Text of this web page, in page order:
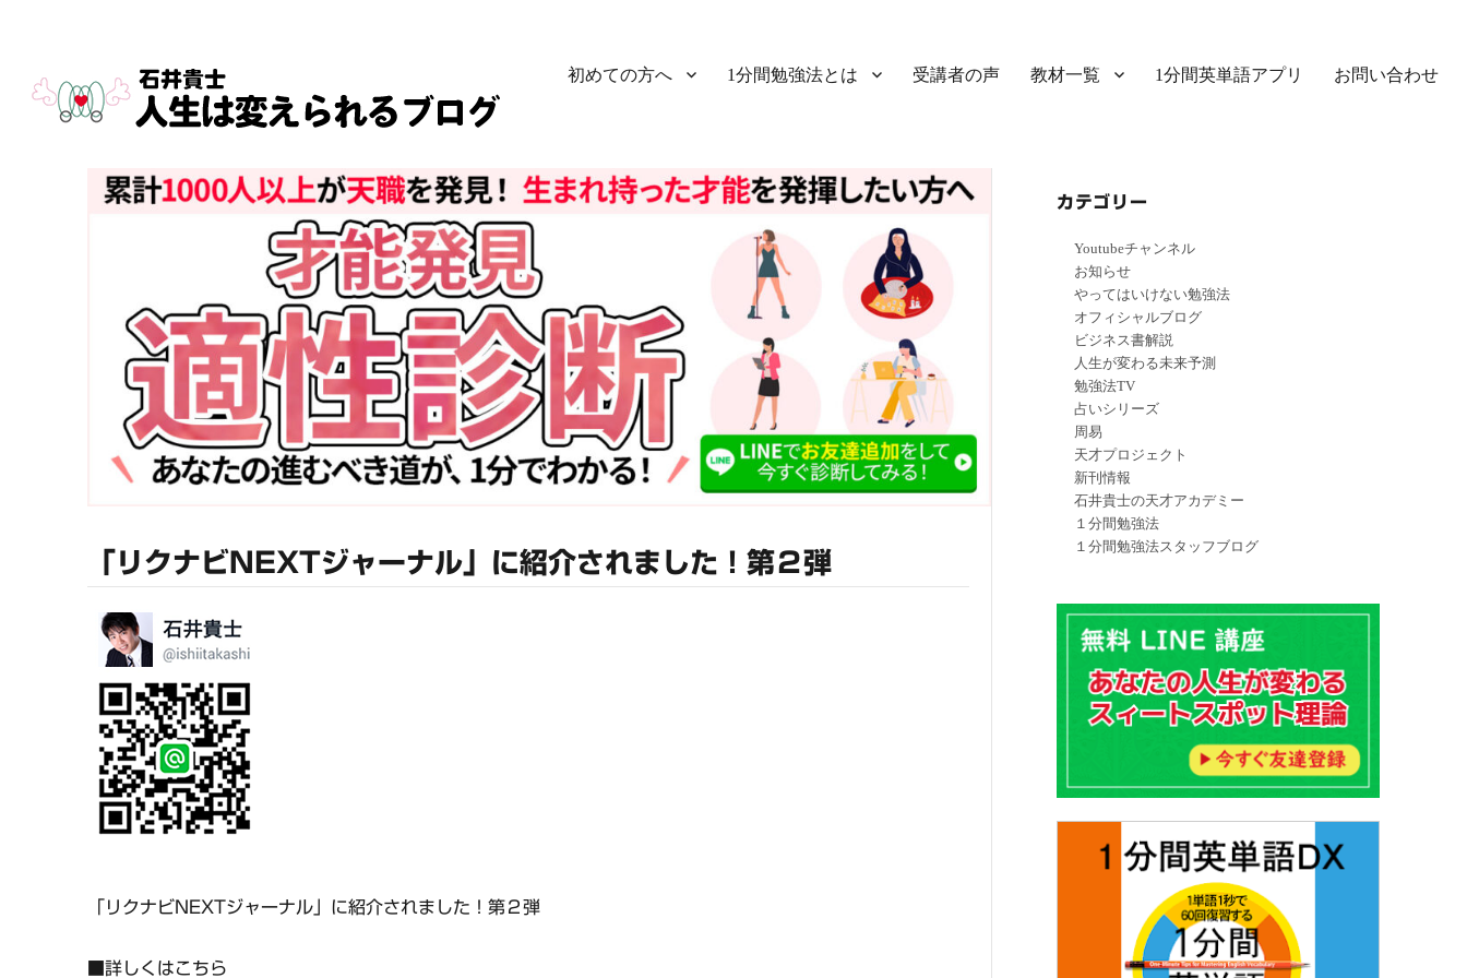
初めての方へ 1分間勉強法とは 受講者の声 教材一覧 1分間英単語アプリ お問い合わせ
「リクナビNEXTジャーナル」に紹介されました！第２弾
「リクナビNEXTジャーナル」に紹介されました！第２弾
■詳しくはこちら
カテゴリー
Youtubeチャンネル
お知らせ
やってはいけない勉強法
オフィシャルブログ
ビジネス書解説
人生が変わる未来予測
勉強法TV
占いシリーズ
周易
天才プロジェクト
新刊情報
石井貴士の天才アカデミー
１分間勉強法
１分間勉強法スタッフブログ